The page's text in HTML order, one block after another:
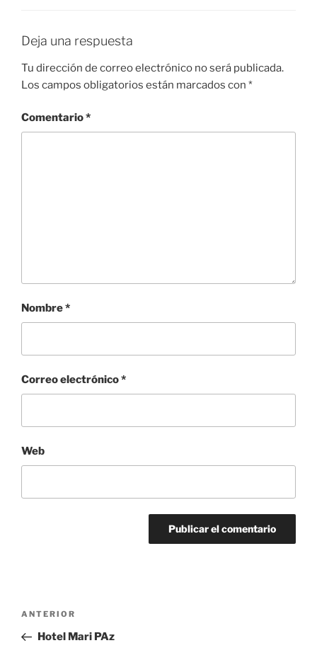
Deja una respuesta
Tu dirección de correo electrónico no será publicada.
Los campos obligatorios están marcados con *
Comentario*
Nombre*
Correo electrónico*
Web
Navegación
entradas
Entrada
anterior:
ANTERIOR
Hotel Mari PAz